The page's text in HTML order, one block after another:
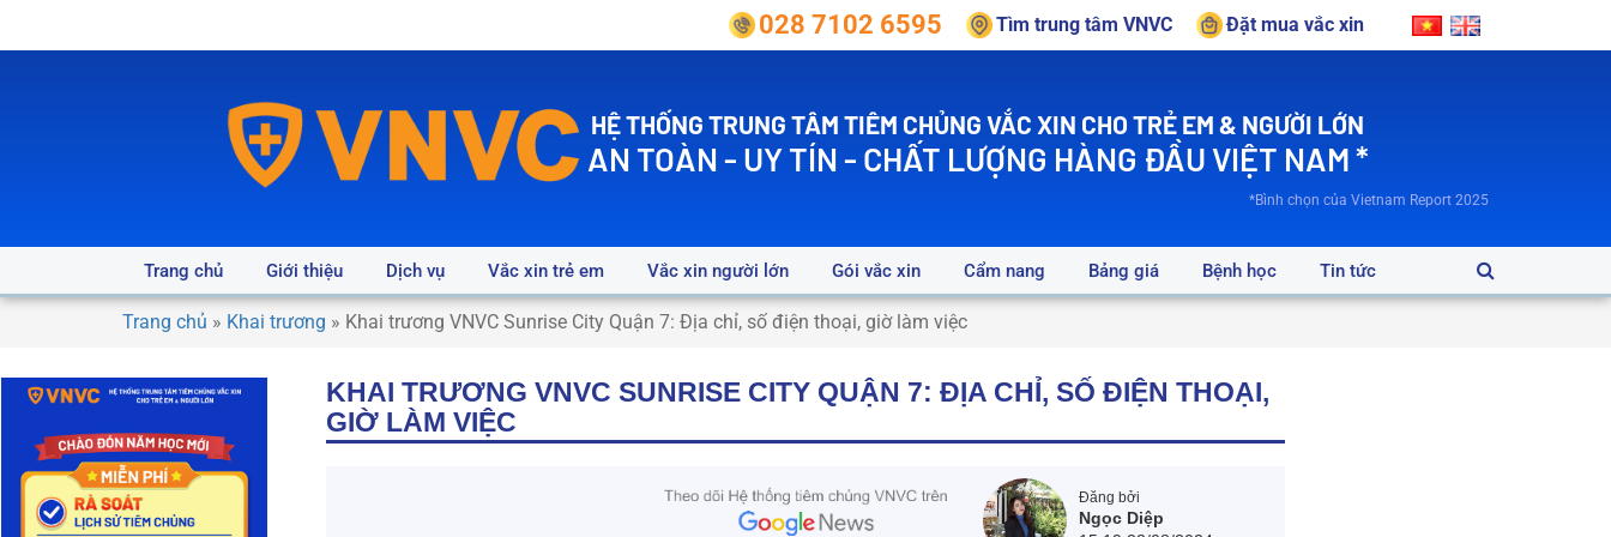
028 7102 6595 Tìm trung tâm VNVC Đặt mua vắc xin
HỆ THỐNG TRUNG TÂM TIÊM CHỦNG VẮC XIN CHO TRẺ EM & NGƯỜI LỚN
AN TOÀN - UY TÍN - CHẤT LƯỢNG HÀNG ĐẦU VIỆT NAM *
*Bình chọn của Vietnam Report 2025
Trang chủ Giới thiệu Dịch vụ Vắc xin trẻ em Vắc xin người lớn Gói vắc xin Cẩm nang Bảng giá Bệnh học Tin tức
Trang chủ » Khai trương » Khai trương VNVC Sunrise City Quận 7: Địa chỉ, số điện thoại, giờ làm việc
KHAI TRƯƠNG VNVC SUNRISE CITY QUẬN 7: ĐỊA CHỈ, SỐ ĐIỆN THOẠI,
GIỜ LÀM VIỆC
Đăng bởi
Ngọc Diệp